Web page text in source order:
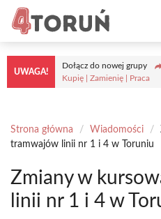
Przejdź
treści
UWAGA!
Dołącz do nowej grupy
Kupię | Zamienię | Praca
Strona główna / Wiadomości /
tramwajów linii nr 1 i 4 w Toruniu
Zmiany w
linii nr 1 i 4 w